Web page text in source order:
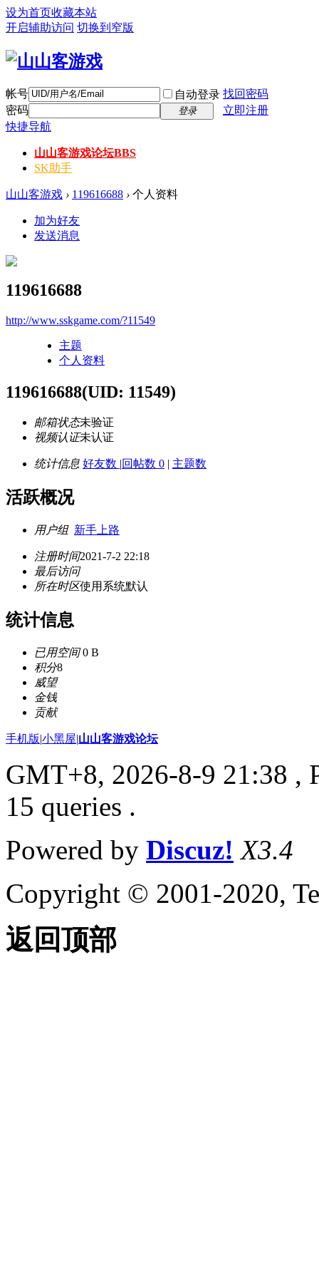
设为首页收藏本站
开启辅助访问 切换到窄版
帐号 自动登录 找回密码
密码
登录
立即注册
快捷导航
山山客游戏论坛BBS
SK助手
山山客游戏 › 119616688 › 个人资料
加为好友
发送消息
119616688
http://www.sskgame.com/?11549
主题
个人资料
119616688(UID: 11549)
邮箱状态未验证
视频认证未认证
统计信息 好友数 |回帖数 0 | 主题数
活跃概况
用户组 新手上路
注册时间2021-7-2 22:18
最后访问
所在时区使用系统默认
统计信息
已用空间0 B
积分8
威望
金钱
贡献
手机版|小黑屋|山山客游戏论坛
GMT+8, 2026-8-9 21:38 ,
15 queries .
Powered by Discuz! X3.4
Copyright © 2001-2020,
返回顶部